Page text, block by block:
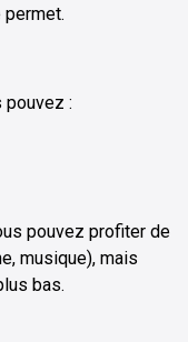
permet.
pouvez :
pouvez profiter de
musique), mais
bas.